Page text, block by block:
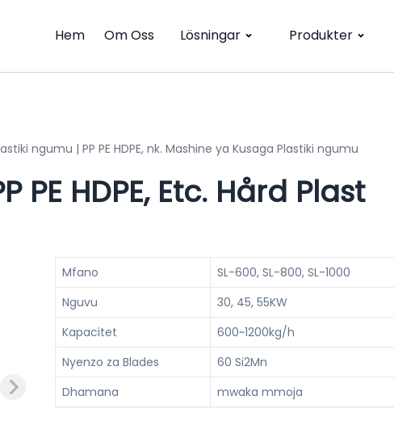
Hem Om Oss Lösningar Produkter
ngumu | PP PE HDPE, nk. Mashine ya Kusaga Plastiki ngumu
PE HDPE, Etc. Hård Plast
Mfano
SL-600, SL-800, SL-1000
Nguvu
30, 45, 55KW
Kapacitet
600~1200kg/h
Nyenzo za Blades
60 Si2Mn
Dhamana
mwaka mmoja